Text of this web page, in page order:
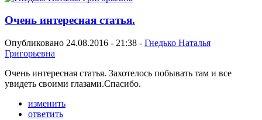
Очень интересная статья.
Опубликовано 24.08.2016 - 21:38 - Гнедько Наталья
Григорьевна
Очень интересная статья. Захотелось побывать там и все
увидеть своими глазами.Спасибо.
изменить
ответить